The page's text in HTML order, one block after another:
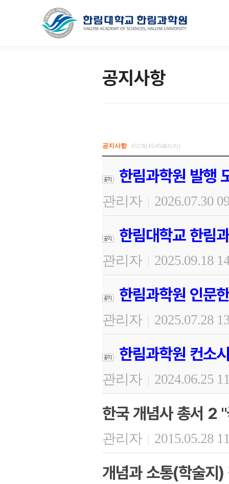
공지사항
공지사항 452개(45/45페이지)
한림과학원 발행
관리자 | 2026.07.30
한림대학교 한림
관리자 | 2025.09.18
한림과학원 인문
관리자 | 2025.07.28
한림과학원 컨소
관리자 | 2024.06.25
한국 개념사 총서 2
관리자 | 2015.05.28
개념과 소통(학술지